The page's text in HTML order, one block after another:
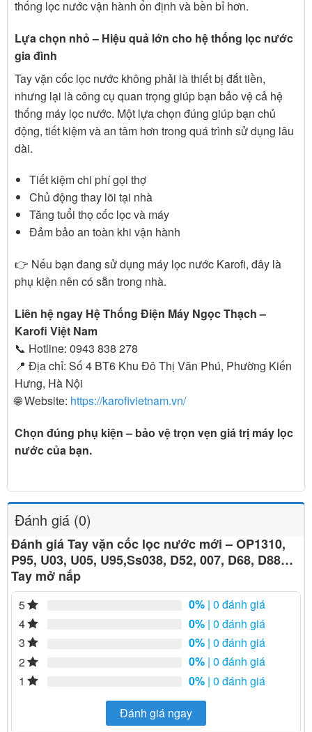
thống lọc nước vận hành ổn định và bền bỉ hơn.
Lựa chọn nhỏ – Hiệu quả lớn cho hệ thống lọc nước
gia đình
Tay vặn cốc lọc nước không phải là thiết bị đắt tiền,
nhưng lại là công cụ quan trọng giúp bạn bảo vệ cả hệ
thống máy lọc nước. Một lựa chọn đúng giúp bạn chủ
động, tiết kiệm và an tâm hơn trong quá trình sử dụng lâu
dài.
Tiết kiệm chi phí gọi thợ
Chủ động thay lõi tại nhà
Tăng tuổi thọ cốc lọc và máy
Đảm bảo an toàn khi vận hành
👉 Nếu bạn đang sử dụng máy lọc nước Karofi, đây là
phụ kiện nên có sẵn trong nhà.
Liên hệ ngay Hệ Thống Điện Máy Ngọc Thạch –
Karofi Việt Nam
📞 Hotline: 0943 838 278
📍 Địa chỉ: Số 4 BT6 Khu Đô Thị Văn Phú, Phường Kiến
Hưng, Hà Nội
🌐 Website: https://karofivietnam.vn/
Chọn đúng phụ kiện – bảo vệ trọn vẹn giá trị máy lọc
nước của bạn.
Đánh giá (0)
Đánh giá Tay vặn cốc lọc nước mới – OP1310,
P95, U03, U05, U95,Ss038, D52, 007, D68, D88…
Tay mở nắp
5 0% | 0 đánh giá
4
0% | 0 đánh giá
3
0% | 0 đánh giá
2
0% | 0 đánh giá
1
0% | 0 đánh giá
Đánh giá ngay